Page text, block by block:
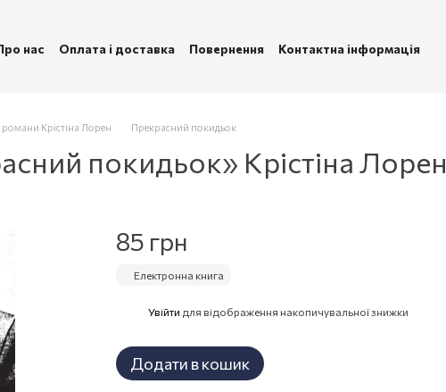
нас Оплата і доставка Повернення
Контактна інформація
Крістіна Лорен Прекрасний покидьок
покидьок» Крістіна Лорен
85 грн
Електронна книга
Увійти для відображення накопичувальної знижки
Додати в кошик